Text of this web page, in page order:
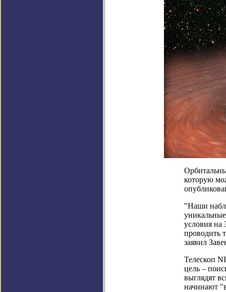
которую
"Наши
условия
проводить
заявил
Телескоп
цель –
выглядят
начинают